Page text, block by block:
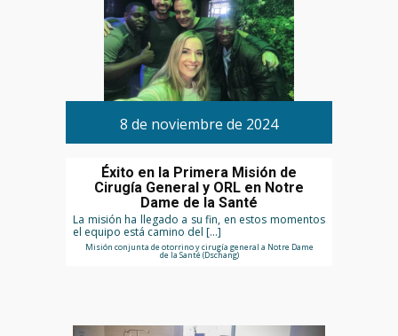
8 de noviembre de 2024
Éxito en la Primera Misión de
Cirugía General y ORL en Notre
Dame de la Santé
La misión ha llegado a su fin, en estos momentos
el equipo está camino del […]
Misión conjunta de otorrino y cirugía general a Notre Dame
de la Santé (Dschang)